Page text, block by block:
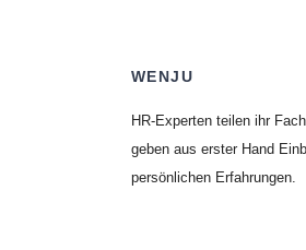
WENJU
HR-Experten teilen ihr
geben aus erster Hand
persönlichen Erfahrungen.